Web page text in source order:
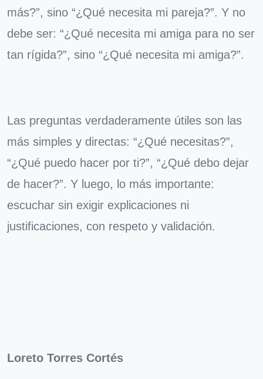
más?”, sino “¿Qué necesita mi pareja?”. Y no
debe ser: “¿Qué necesita mi amiga para no ser
tan rígida?”, sino “¿Qué necesita mi amiga?”.
Las preguntas verdaderamente útiles son las
más simples y directas: “¿Qué necesitas?”,
“¿Qué puedo hacer por ti?”, “¿Qué debo dejar
de hacer?”. Y luego, lo más importante:
escuchar sin exigir explicaciones ni
justificaciones, con respeto y validación.
Loreto Torres Cortés